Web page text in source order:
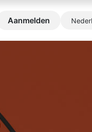
Aanmelden